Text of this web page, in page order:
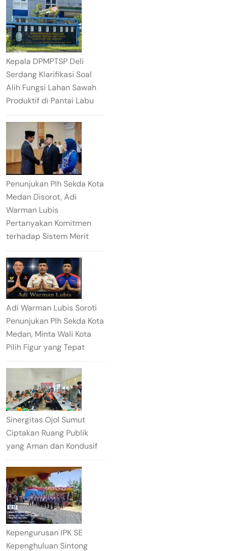
Kepala DPMPTSP Deli
Serdang Klarifikasi Soal
Alih Fungsi Lahan Sawah
Produktif di Pantai Labu
Penunjukan Plh Sekda Kota
Medan Disorot, Adi
Warman Lubis
Pertanyakan Komitmen
terhadap Sistem Merit
Adi Warman Lubis Soroti
Penunjukan Plh Sekda Kota
Medan, Minta Wali Kota
Pilih Figur yang Tepat
Sinergitas Ojol Sumut
Ciptakan Ruang Publik
yang Aman dan Kondusif
Kepengurusan IPK SE
Kepenghuluan Sintong